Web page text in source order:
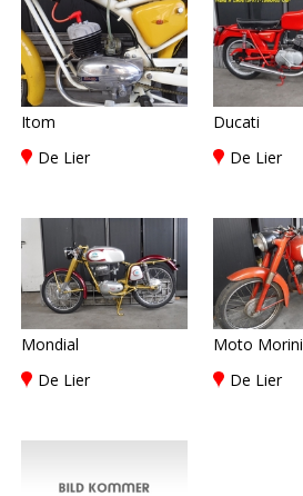
Itom
De Lier
Ducati
De Lier
Mondial
De Lier
Moto Morini
De Lier